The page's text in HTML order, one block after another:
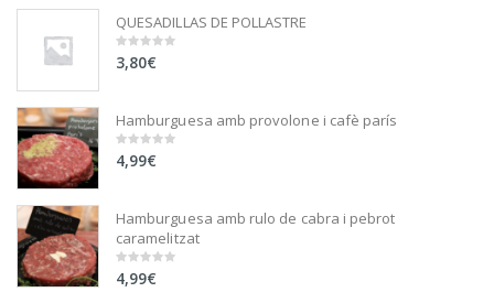
QUESADILLAS DE POLLASTRE
0
out
3,80€
Hamburguesa amb provolone i cafè parís
0
out
4,99€
Hamburguesa amb rulo de cabra i pebrot
caramelitzat
0
out
4,99€